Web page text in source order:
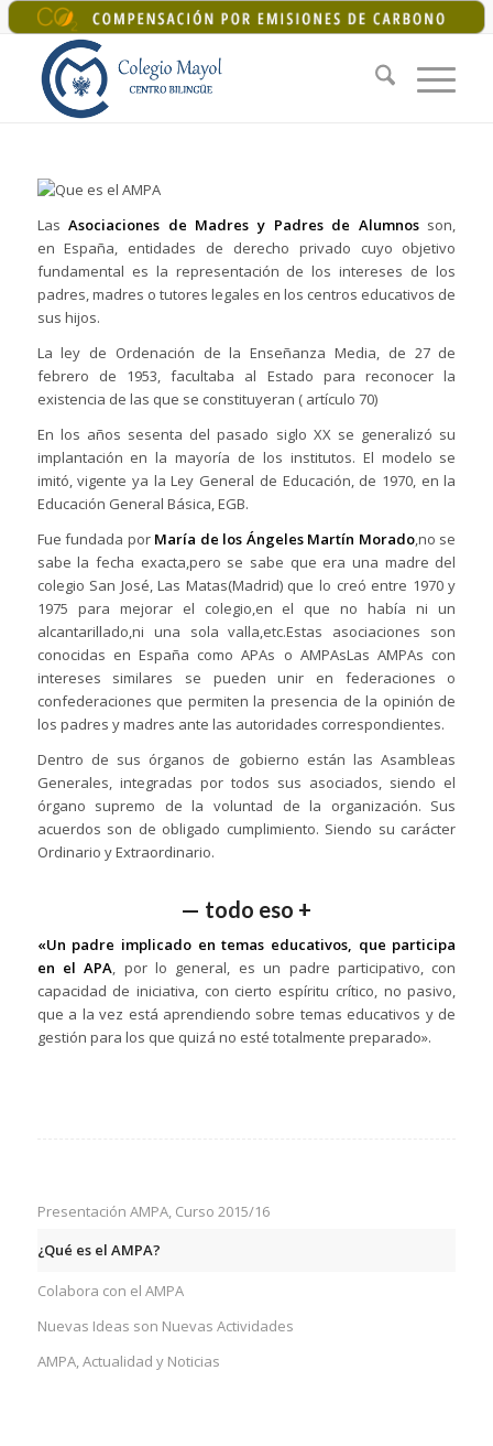
+34 925 22 07 33| colegiomayol@colegiomayol.es
LasAsociaciones de Madres y Padres de Alumnosson,
en España, entidades de derecho privado cuyo objetivo
fundamental es la representación de los intereses de los
padres, madres o tutores legales en los centros educativos de
sus hijos.
La ley de Ordenación de la Enseñanza Media, de 27 de
febrero de 1953, facultaba al Estado para reconocer la
existencia de las que se constituyeran ( artículo 70)
En los años sesenta del pasado siglo XX se generalizó su
implantación en la mayoría de los institutos. El modelo se
imitó, vigente ya la Ley General de Educación, de 1970, en la
Educación General Básica, EGB.
Fue fundada por María de los Ángeles Martín Morado,no se
sabe la fecha exacta,pero se sabe que era una madre del
colegio San José, Las Matas(Madrid) que lo creó entre 1970 y
1975 para mejorar el colegio,en el que no había ni un
alcantarillado,ni una sola valla,etc.Estas asociaciones son
conocidas en España como APAs o AMPAsLas AMPAs con
intereses similares se pueden unir en federaciones o
confederaciones que permiten la presencia de la opinión de
los padres y madres ante las autoridades correspondientes.
Dentro de sus órganos de gobierno están las Asambleas
Generales, integradas por todos sus asociados, siendo el
órgano supremo de la voluntad de la organización. Sus
acuerdos son de obligado cumplimiento. Siendo su carácter
Ordinario y Extraordinario.
— todo eso +
«Un padre implicado en temas educativos, que participa
en el APA, por lo general, es un padre participativo, con
capacidad de iniciativa, con cierto espíritu crítico, no pasivo,
que a la vez está aprendiendo sobre temas educativos y de
gestión para los que quizá no esté totalmente preparado».
Presentación AMPA, Curso 2015/16
¿Qué es el AMPA?
Colabora con el AMPA
Nuevas Ideas son Nuevas Actividades
AMPA, Actualidad y Noticias